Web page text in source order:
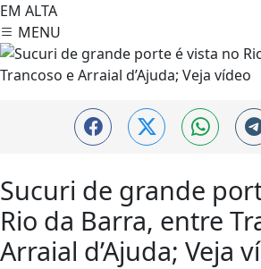
EM ALTA
MENU
Sucuri de grande
Rio da Barra, entre
Arraial d’Ajuda; Veja